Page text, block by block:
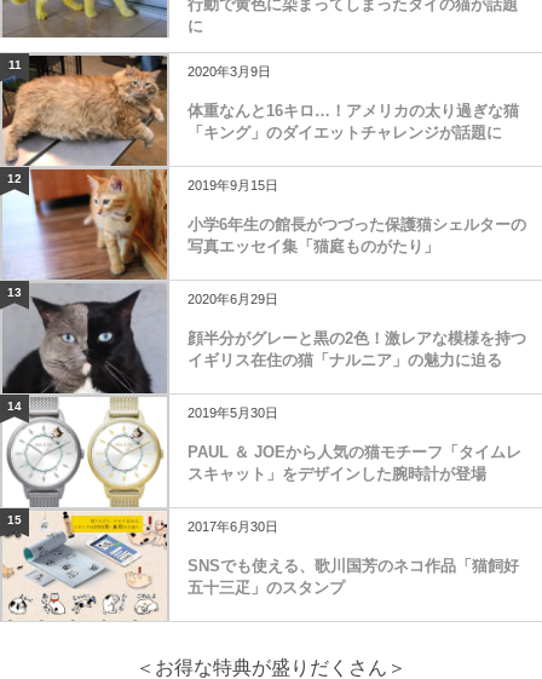
行動で黄色に染まってしまったタイの猫が話題
に
11 2020年3月9日
体重なんと16キロ…！アメリカの太り過ぎな猫
「キング」のダイエットチャレンジが話題に
12 2019年9月15日
小学6年生の館長がつづった保護猫シェルターの
写真エッセイ集「猫庭ものがたり」
13 2020年6月29日
顔半分がグレーと黒の2色！激レアな模様を持つ
イギリス在住の猫「ナルニア」の魅力に迫る
14 2019年5月30日
PAUL ＆ JOEから人気の猫モチーフ「タイムレ
スキャット」をデザインした腕時計が登場
15 2017年6月30日
SNSでも使える、歌川国芳のネコ作品「猫飼好
五十三疋」のスタンプ
＜お得な特典が盛りだくさん＞